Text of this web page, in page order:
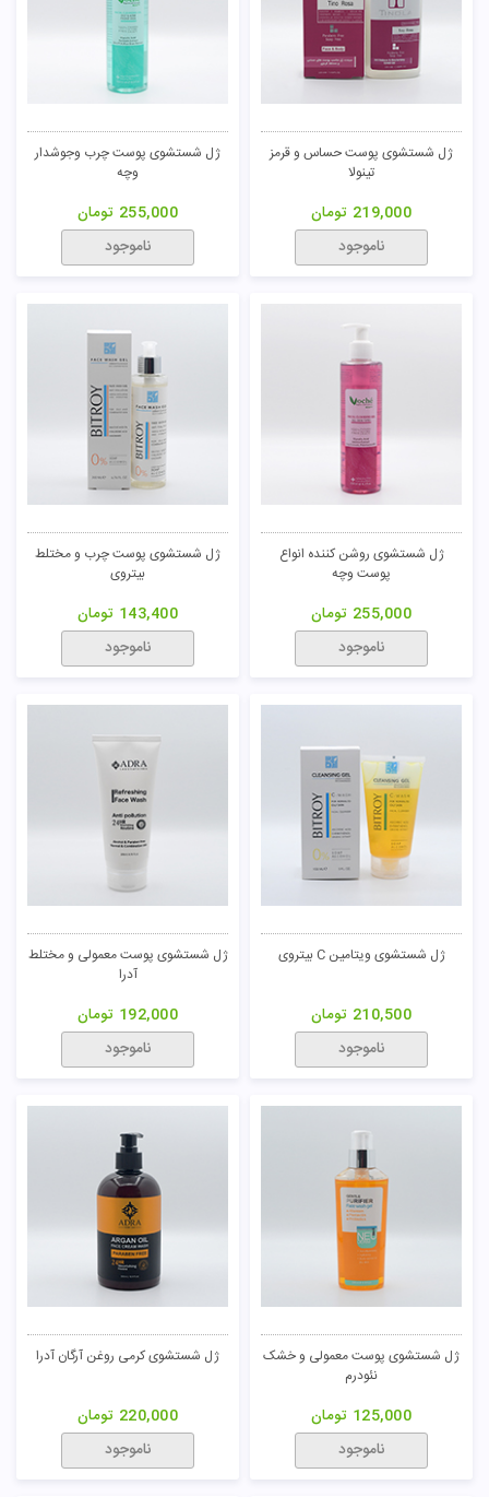
ژل شستشوی پوست حساس و قرمز
تینولا
219,000 تومان
ناموجود
ژل شستشوی پوست چرب وجوشدار
وچه
255,000 تومان
ناموجود
ژل شستشوی روشن کننده انواع
پوست وچه
255,000 تومان
ناموجود
ژل شستشوی پوست چرب و مختلط
بیتروی
143,400 تومان
ناموجود
ژل شستشوی ویتامین C بیتروی
210,500 تومان
ناموجود
ژل شستشوی پوست معمولی و مختلط
آدرا
192,000 تومان
ناموجود
ژل شستشوی پوست معمولی و خشک
نئودرم
125,000 تومان
ناموجود
ژل شستشوی کرمی روغن آرگان آدرا
220,000 تومان
ناموجود